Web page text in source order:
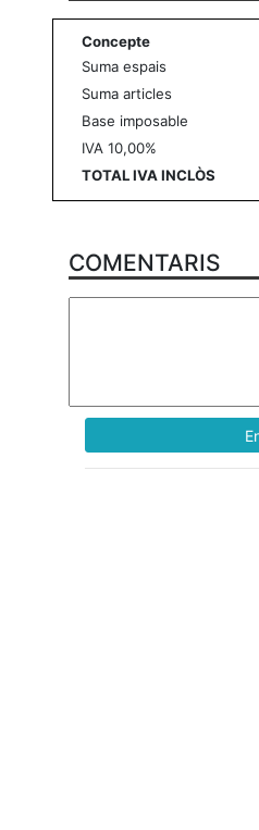
Concepte
Suma espais
Suma articles
Base imposable
IVA 10,00%
TOTAL IVA INCLÒS
COMENTARIS